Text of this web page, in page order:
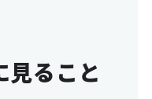
見ること